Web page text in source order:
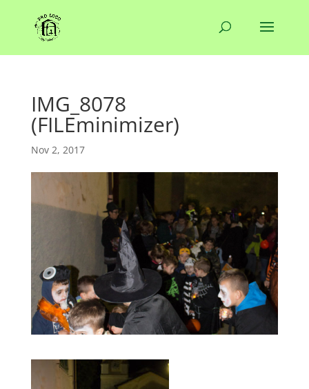
IMG_8078
(FILEminimizer)
Nov 2, 2017